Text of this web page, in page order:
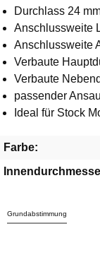
Durchlass 24
Anschlussweite
Anschlussweite
Verbaute
Verbaute
passender
Ideal für Stock
Farbe:
Grundabstimmung